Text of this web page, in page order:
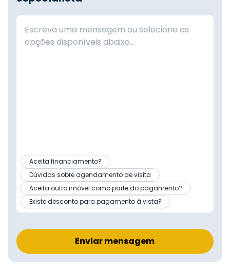
Aceita financiamento?
Dúvidas sobre agendamento de visita
Aceita outro imóvel como parte do pagamento?
Existe desconto para pagamento à vista?
Enviar mensagem